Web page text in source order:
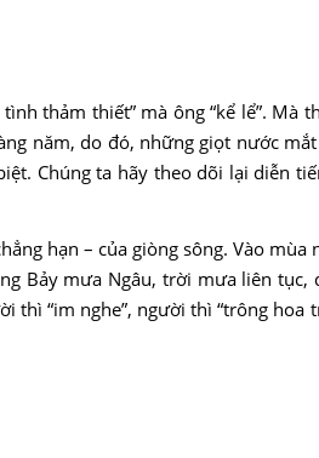
thảm thiết” mà ông “kể lể”. Mà
năm, do đó, những giọt nước mắt
Chúng ta hãy theo dõi lại diễn
hạn – của giòng sông. Vào mùa
Bảy mưa Ngâu, trời mưa liên tục,
thì “im nghe”, người thì “trông hoa